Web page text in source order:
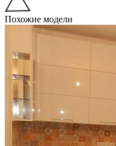
Похожие модели